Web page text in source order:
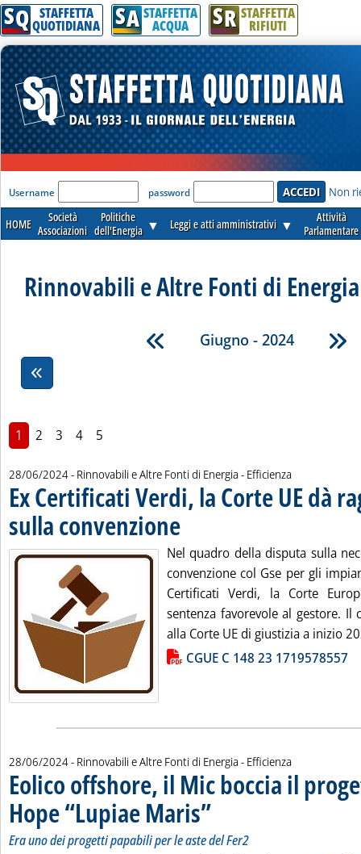
SQ STAFFETTA
QUOTIDIANA SA STAFFETTA
ACQUA SR STAFFETTA
RIFIUTI
'Modulo Login per accedere'
Username password Non
HOME
Società
Associazioni
Politiche
dell'Energia ▼ Leggi e atti amministrativi ▼
Attività
Parlamentare
Rinnovabili e Altre Fonti di
Giugno - 2024
1 2 3 4 5
28/06/2024- Rinnovabili e Altre Fonti di Energia - Efficienza
Ex Certificati Verdi, la Corte UE dà
sulla convenzione . Pubblicata venerdì 28 giugno 2024 alle 17.36.
Nel quadro della disputa sulla
convenzione col Gse per gli
Certificati Verdi, la Corte
sentenza favorevole al gestore. Il
alla Corte UE di giustizia a inizio
Lista allegati PDF alla notiziaCGUE C 148 23 1719578557
28/06/2024- Rinnovabili e Altre Fonti di Energia - Efficienza
Eolico offshore, il Mic boccia il
Hope “Lupiae Maris”. Sottotitolo: Era uno dei progetti
. Pubblicata venerdì 28 giugno 2024
Era uno dei progetti papabili per le aste del Fer2